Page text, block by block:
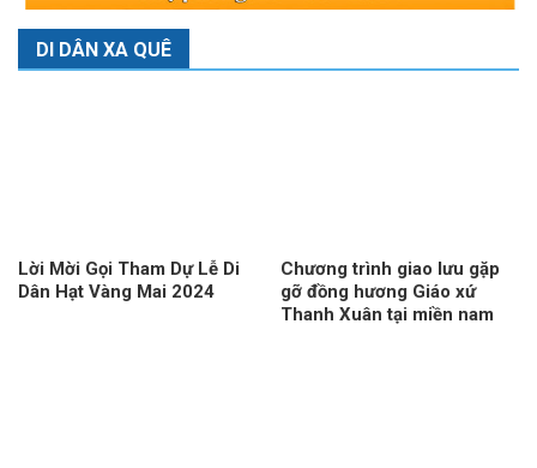
DI DÂN XA QUÊ
Lời Mời Gọi Tham Dự Lễ Di
Dân Hạt Vàng Mai 2024
Chương trình giao lưu gặp
gỡ đồng hương Giáo xứ
Thanh Xuân tại miền nam